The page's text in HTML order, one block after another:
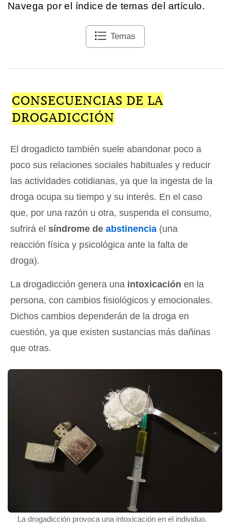
Navega por el índice de temas del artículo.
Temas
CONSECUENCIAS DE LA
DROGADICCIÓN
El drogadicto también suele abandonar poco a
poco sus relaciones sociales habituales y reducir
las actividades cotidianas, ya que la ingesta de la
droga ocupa su tiempo y su interés. En el caso
que, por una razón u otra, suspenda el consumo,
sufrirá el síndrome de abstinencia (una
reacción física y psicológica ante la falta de
droga).
La drogadicción genera una intoxicación en la
persona, con cambios fisiológicos y emocionales.
Dichos cambios dependerán de la droga en
cuestión, ya que existen sustancias más dañinas
que otras.
La drogadicción provoca una intoxicación en el individuo.